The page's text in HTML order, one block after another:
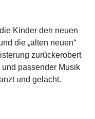
Kinder den neuen
die „alten neuen“
zurückerobert
passender Musik
und gelacht.